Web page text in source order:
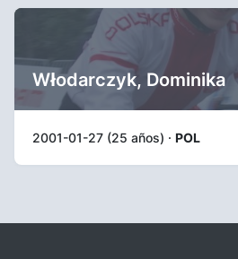
Włodarczyk, Dominika
2001-01-27 (25 años) · POL